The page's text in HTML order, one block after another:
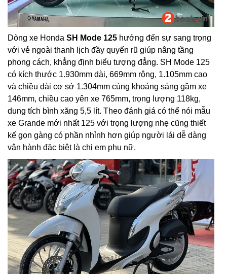
Dòng xe Honda SH Mode 125 hướng đến sự sang trọng
với vẻ ngoài thanh lịch đầy quyến rũ giúp nâng tầng
phong cách, khẳng định biểu tượng đẳng. SH Mode 125
có kích thước 1.930mm dài, 669mm rộng, 1.105mm cao
và chiều dài cơ sở 1.304mm cùng khoảng sáng gầm xe
146mm, chiều cao yên xe 765mm, trọng lượng 118kg,
dung tích bình xăng 5,5 lít. Theo đánh giá có thể nói mẫu
xe Grande mới nhất 125 với trọng lượng nhẹ cũng thiết
kế gọn gàng có phần nhỉnh hơn giúp người lái dễ dàng
vận hành đặc biệt là chị em phụ nữ.